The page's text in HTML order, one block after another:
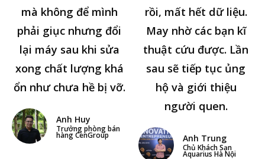
mà không để mình
phải giục nhưng đổi
lại máy sau khi sửa
xong chất lượng khá
ổn như chưa hề bị vỡ.
Anh Huy
Trưởng phòng bán
hàng CenGroup
rồi, mất hết dữ liệu.
May nhờ các bạn kĩ
thuật cứu được. Lần
sau sẽ tiếp tục ủng
hộ và giới thiệu
người quen.
Anh Trung
Chủ Khách Sạn
Aquarius Hà Nội